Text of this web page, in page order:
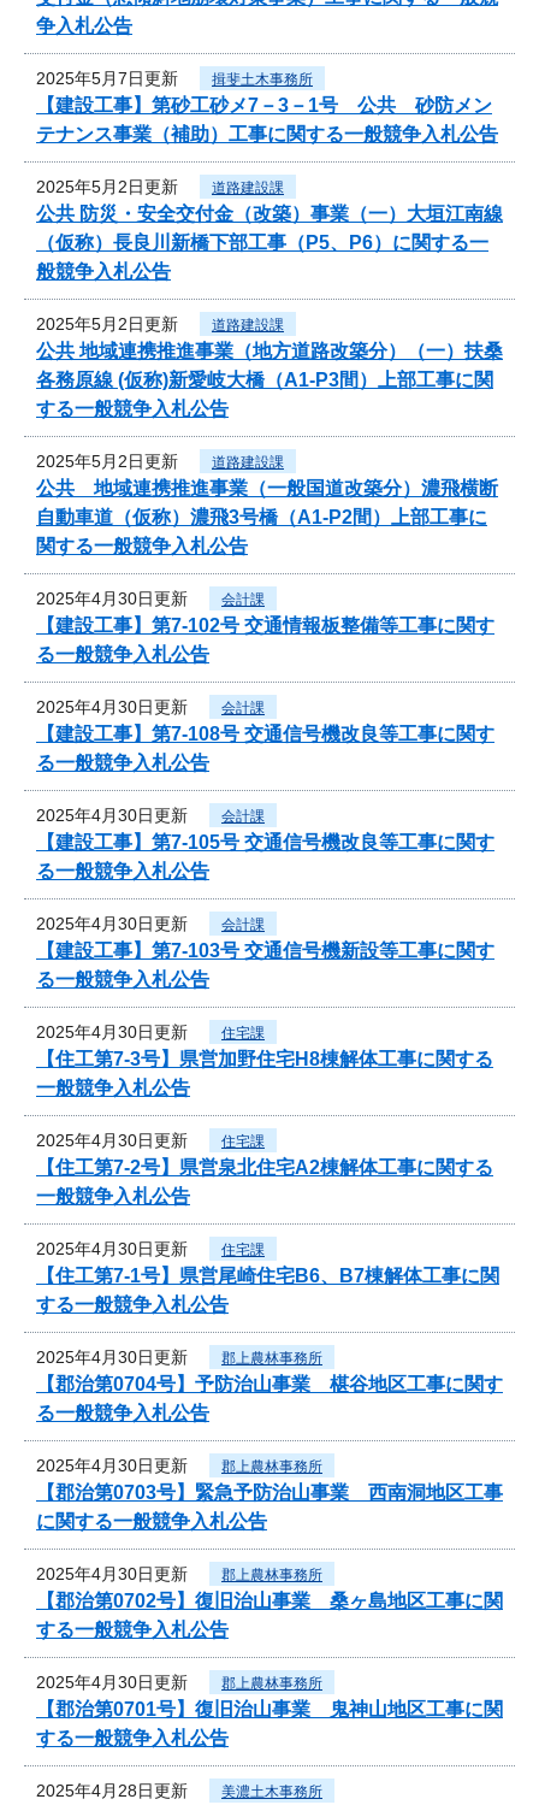
争入札公告
2025年5月7日更新 揖斐土木事務所
【建設工事】第砂工砂メ7－3－1号 公共 砂防メン
テナンス事業（補助）工事に関する一般競争入札公告
2025年5月2日更新 道路建設課
公共 防災・安全交付金（改築）事業（一）大垣江南線
（仮称）長良川新橋下部工事（P5、P6）に関する一
般競争入札公告
2025年5月2日更新 道路建設課
公共 地域連携推進事業（地方道路改築分）（一）扶桑
各務原線 (仮称)新愛岐大橋（A1-P3間）上部工事に関
する一般競争入札公告
2025年5月2日更新 道路建設課
公共 地域連携推進事業（一般国道改築分）濃飛横断
自動車道（仮称）濃飛3号橋（A1-P2間）上部工事に
関する一般競争入札公告
2025年4月30日更新 会計課
【建設工事】第7-102号 交通情報板整備等工事に関す
る一般競争入札公告
2025年4月30日更新 会計課
【建設工事】第7-108号 交通信号機改良等工事に関す
る一般競争入札公告
2025年4月30日更新 会計課
【建設工事】第7-105号 交通信号機改良等工事に関す
る一般競争入札公告
2025年4月30日更新 会計課
【建設工事】第7-103号 交通信号機新設等工事に関す
る一般競争入札公告
2025年4月30日更新 住宅課
【住工第7-3号】県営加野住宅H8棟解体工事に関する
一般競争入札公告
2025年4月30日更新 住宅課
【住工第7-2号】県営泉北住宅A2棟解体工事に関する
一般競争入札公告
2025年4月30日更新 住宅課
【住工第7-1号】県営尾崎住宅B6、B7棟解体工事に関
する一般競争入札公告
2025年4月30日更新 郡上農林事務所
【郡治第0704号】予防治山事業 椹谷地区工事に関す
る一般競争入札公告
2025年4月30日更新 郡上農林事務所
【郡治第0703号】緊急予防治山事業 西南洞地区工事
に関する一般競争入札公告
2025年4月30日更新 郡上農林事務所
【郡治第0702号】復旧治山事業 桑ヶ島地区工事に関
する一般競争入札公告
2025年4月30日更新 郡上農林事務所
【郡治第0701号】復旧治山事業 鬼神山地区工事に関
する一般競争入札公告
2025年4月28日更新 美濃土木事務所